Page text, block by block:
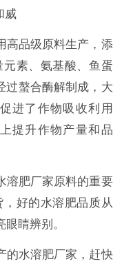
威
高品级原料生产，添
素、氨基酸、鱼蛋
过螯合酶解制成，大
进了作物吸收利用
提升作物产量和品
溶肥厂家原料的重要
好的水溶肥品质从
睛辨别。
水溶肥厂家， 赶快